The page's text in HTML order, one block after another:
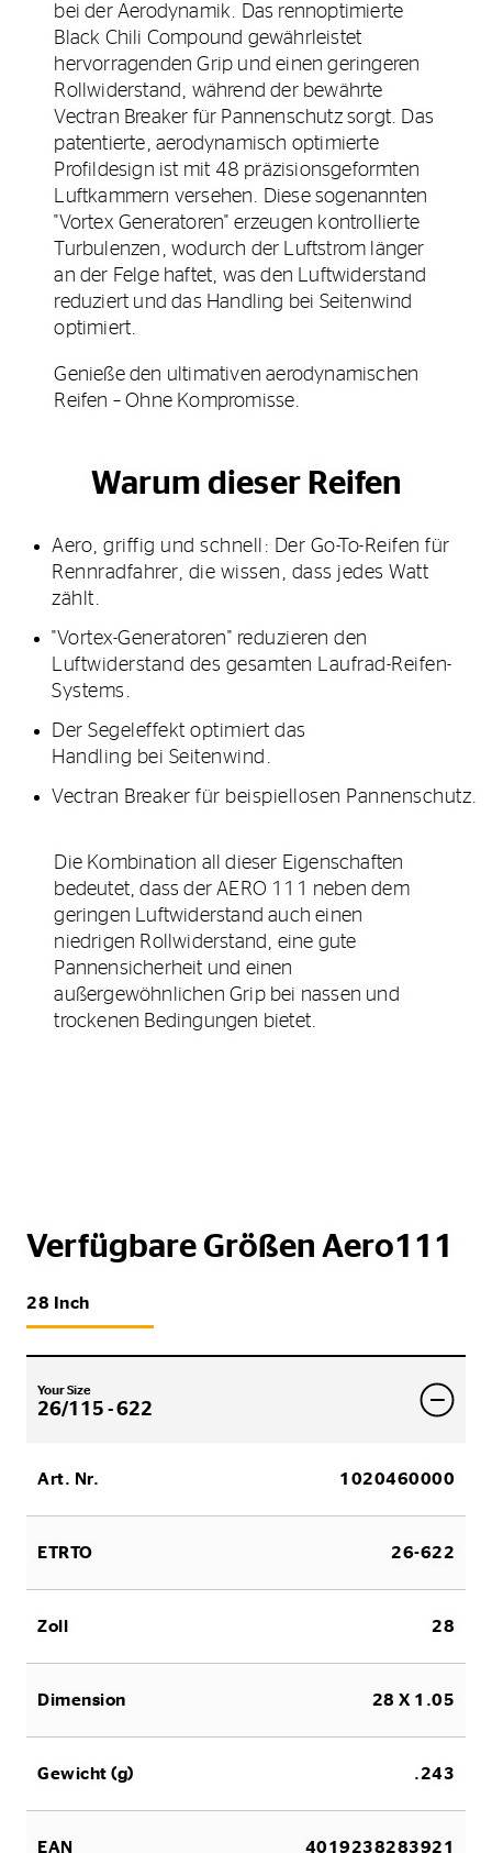
bei der Aerodynamik. Das rennoptimierte
Black Chili Compound gewährleistet
hervorragenden Grip und einen geringeren
Rollwiderstand, während der bewährte
Vectran Breaker für Pannenschutz sorgt. Das
patentierte, aerodynamisch optimierte
Profildesign ist mit 48 präzisionsgeformten
Luftkammern versehen. Diese sogenannten
"Vortex Generatoren" erzeugen kontrollierte
Turbulenzen, wodurch der Luftstrom länger
an der Felge haftet, was den Luftwiderstand
reduziert und das Handling bei Seitenwind
optimiert.
Genieße den ultimativen aerodynamischen
Reifen – Ohne Kompromisse.
Warum dieser Reifen
Aero, griffig und schnell: Der Go-To-Reifen für
Rennradfahrer, die wissen, dass jedes Watt
zählt.​
"Vortex-Generatoren" reduzieren den
Luftwiderstand des gesamten Laufrad-Reifen-
Systems.
Der Segeleffekt optimiert das
Handling bei Seitenwind.
Vectran Breaker für beispiellosen Pannenschutz.
Die Kombination all dieser Eigenschaften
bedeutet, dass der AERO 111 neben dem
geringen Luftwiderstand auch einen
niedrigen Rollwiderstand, eine gute
Pannensicherheit und einen
außergewöhnlichen Grip bei nassen und
trockenen Bedingungen bietet.
Verfügbare Größen Aero111
28 Inch
Your Size
26/115 - 622
Art. Nr. 1020460000
ETRTO 26-622
Zoll 28
Dimension 28 X 1.05
Gewicht (g) .243
EAN 4019238283921